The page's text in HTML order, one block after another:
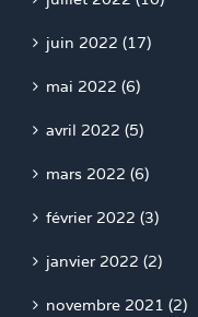
juin 2022 (17)
mai 2022 (6)
avril 2022 (5)
mars 2022 (6)
février 2022 (3)
janvier 2022 (2)
novembre 2021 (2)